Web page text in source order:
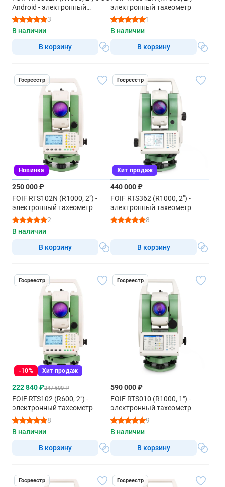
Встроенный модуль Bluetooth
Питание
Внутренняя Li–ion аккумуляторная батарея (x2)
3,8 В пост. ток
Время работы (непрерывное измерение расстояний/
(измерение расстояний/углов каждые 30 секунд)
(непрерывное измерение углов)
28 часов
Время зарядки
Полная зарядка
4 часа
Общие характеристики
Чувствительность круглого уровня
Наводящие винты
Бесконечные
Экран при КЛ
QVGA,16-битный цвет, ЖК-дисплей TFT, с задней подсветкой
(320x240 пикселей)
Экран при КП
С задней подсветкой, графический ЖК-дисплей (128x64
пикселей)
Лазерный центрир
Память
Android - электронный
тахеометр3
В наличии
В корзину
электронный тахеометр
1
В наличии
В корзину
Госреестр
Новинка
250 000 ₽
FOIF RTS102N (R1000, 2") -
электронный тахеометр
2
В наличии
В корзину
Госреестр
Хит продаж
440 000 ₽
FOIF RTS362 (R1000, 2") -
электронный тахеометр
8
В корзину
Госреестр
-10% Хит продаж
222 840 ₽247 600 ₽
FOIF RTS102 (R600, 2") -
электронный тахеометр
8
В наличии
В корзину
Госреестр
590 000 ₽
FOIF RTS010 (R1000, 1") -
электронный тахеометр
9
В наличии
В корзину
Госреестр Госреестр